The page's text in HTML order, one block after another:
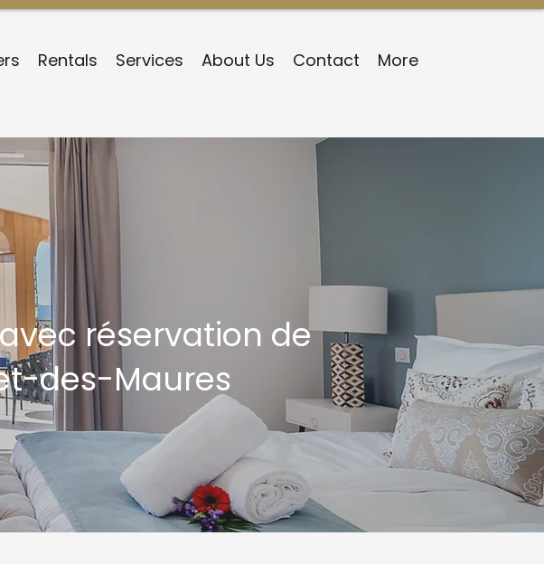
Rentals Services About Us Contact More
réservation de
des-Maures